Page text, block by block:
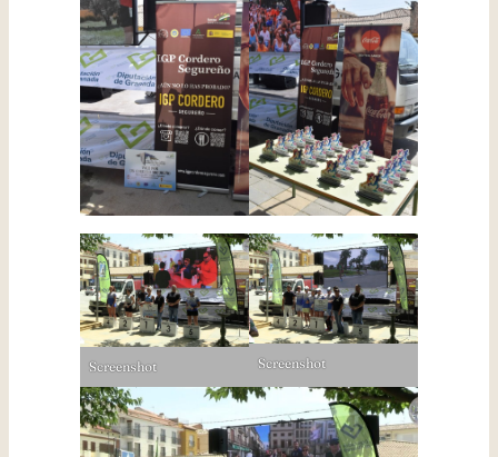
Screenshot Screenshot